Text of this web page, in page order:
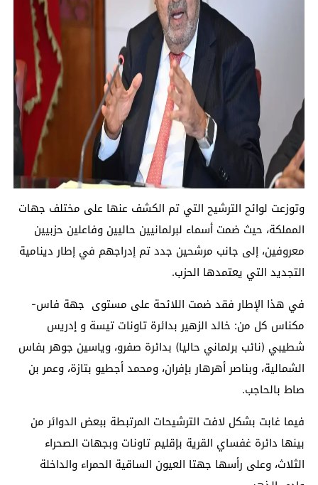
وتوزعت لوائح الترشيح التي تم الكشف عنها على مختلف جهات
المملكة، حيث ضمت أسماء لبرلمانيين حاليين وفاعلين حزبيين
معروفين، إلى جانب مرشحين جدد تم إدراجهم في إطار دينامية
التجديد التي يعتمدها الحزب.
في هذا الإطار فقد ضمت اللائحة على مستوى جهة فاس-
مكناس كل من: خالد الزهير بدائرة تاونات تيسة و إدريس
شطيبي (نائب برلماني حاليا) بدائرة صفرو، وياسين جوهر بفاس
الشمالية، وبناصر أهرهار بإفران، ومحمد أجطيو بتازة، وعمر بن
صاط بالحاجب.
فيما غابت بشكل لافت الترشيحات المرتبطة ببعض الدوائر من
بينها دائرة غفساي القرية بإقليم تاونات وبجهات الصحراء
الثلاث، وعلى رأسها جهتا العيون الساقية الحمراء والداخلة